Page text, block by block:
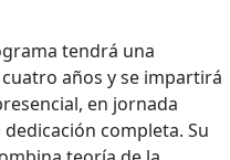
tendrá una
años y se impartirá
en jornada
completa. Su